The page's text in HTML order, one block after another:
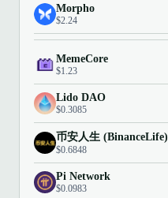
Morpho
$2.24
MemeCore
$1.23
Lido DAO
$0.3085
币安人生 (BinanceLife)
$0.6848
Pi Network
$0.0983